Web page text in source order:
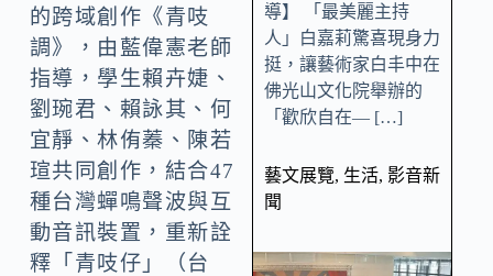
的跨域創作《青吱
調》，由藍偉憲老師
指導，學生賴卉婕、
劉琬君、賴詠其、何
宜靜、林侑蓁、陳若
瑄共同創作，結合47
種台灣蟬鳴聲波與互
動音訊裝置，重新詮
釋「青吱仔」（台
導】 「最美麗主持
人」白嘉莉驚喜現身力
挺，讓藝術家白丰中在
佛光山文化院舉辦的
「歡欣自在— […]
藝文展覽, 生活, 影音新
聞